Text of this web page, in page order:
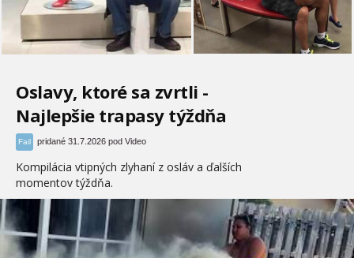
Oslavy, ktoré sa zvrtli -
Najlepšie trapasy týždňa
Fail pridané 31.7.2026 pod Video
Kompilácia vtipných zlyhaní z osláv a ďalších
momentov týždňa.